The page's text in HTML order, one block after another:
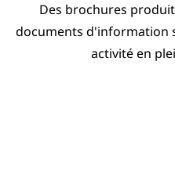
Des brochures
documents d'information
activité en